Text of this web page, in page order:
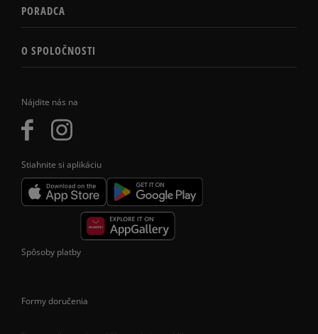
Nájdite nás na
Stiahnite si aplikáciu
PORADCA
O SPOLOČNOSTI
Spôsoby platby
Formy doručenia